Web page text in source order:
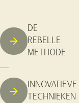
DE
REBELLE
METHODE
INNOVATIEVE
TECHNIEKEN